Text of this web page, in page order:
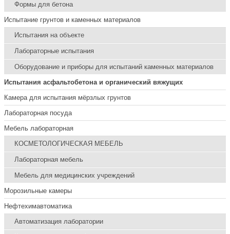
Формы для бетона
Испытание грунтов и каменных материалов
Испытания на объекте
Лабораторные испытания
Оборудование и приборы для испытаний каменных материалов
Испытания асфальтобетона и органический вяжущих
Камера для испытания мёрзлых грунтов
Лабораторная посуда
Мебель лабораторная
КОСМЕТОЛОГИЧЕСКАЯ МЕБЕЛЬ
Лабораторная мебель
Мебель для медицинских учреждений
Морозильные камеры
Нефтехимавтоматика
Автоматизация лаборатории